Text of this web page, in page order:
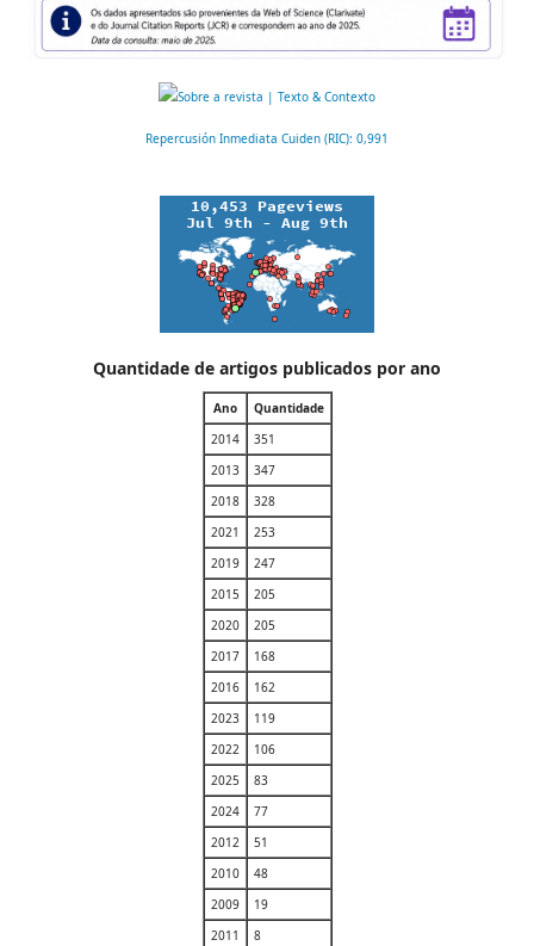
Repercusión Inmediata Cuiden (RIC): 0,991
Quantidade de artigos publicados por ano
Ano
Quantidade
2014
351
2013
347
2018
328
2021
253
2019
247
2015
205
2020
205
2017
168
2016
162
2023
119
2022
106
2025
83
2024
77
2012
51
2010
48
2009
19
2011
8